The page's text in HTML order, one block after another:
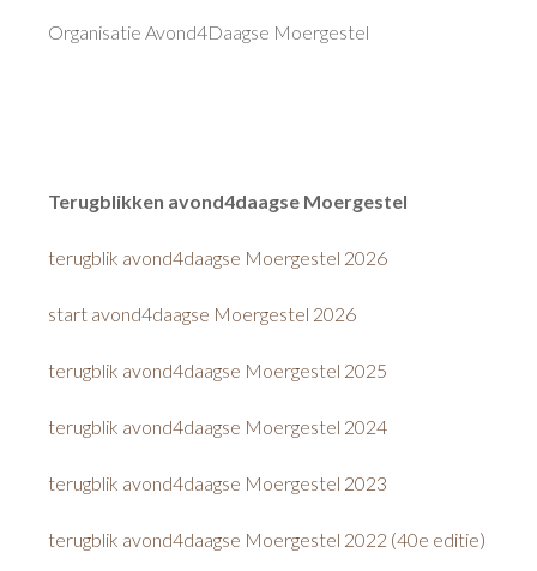
Organisatie Avond4Daagse Moergestel
Terugblikken avond4daagse Moergestel
terugblik avond4daagse Moergestel 2026
start avond4daagse Moergestel 2026
terugblik avond4daagse Moergestel 2025
terugblik avond4daagse Moergestel 2024
terugblik avond4daagse Moergestel 2023
terugblik avond4daagse Moergestel 2022 (40e editie)